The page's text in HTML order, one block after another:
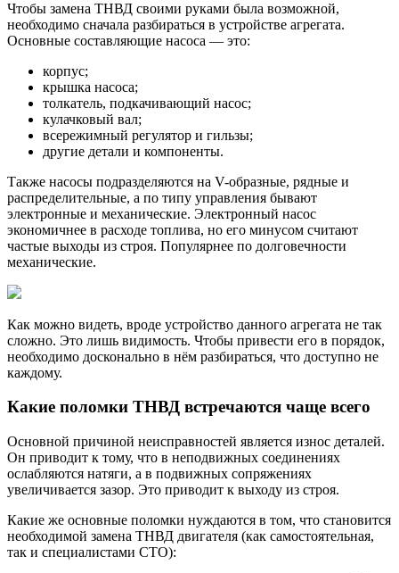
Чтобы замена ТНВД своими руками была возможной,
необходимо сначала разбираться в устройстве агрегата.
Основные составляющие насоса — это:
корпус;
крышка насоса;
толкатель, подкачивающий насос;
кулачковый вал;
всережимный регулятор и гильзы;
другие детали и компоненты.
Также насосы подразделяются на V-образные, рядные и
распределительные, а по типу управления бывают
электронные и механические. Электронный насос
экономичнее в расходе топлива, но его минусом считают
частые выходы из строя. Популярнее по долговечности
механические.
Как можно видеть, вроде устройство данного агрегата не так
сложно. Это лишь видимость. Чтобы привести его в порядок,
необходимо досконально в нём разбираться, что доступно не
каждому.
Какие поломки ТНВД встречаются чаще всего
Основной причиной неисправностей является износ деталей.
Он приводит к тому, что в неподвижных соединениях
ослабляются натяги, а в подвижных сопряжениях
увеличивается зазор. Это приводит к выходу из строя.
Какие же основные поломки нуждаются в том, что становится
необходимой замена ТНВД двигателя (как самостоятельная,
так и специалистами СТО):